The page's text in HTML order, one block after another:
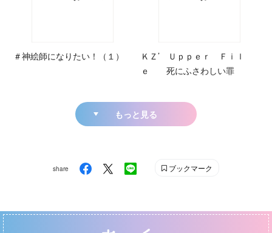
＃神絵師になりたい！（１）
ＫＺ’ Ｕｐｐｅｒ Ｆｉｌ
ｅ 死にふさわしい罪
もっと見る
share ブックマーク